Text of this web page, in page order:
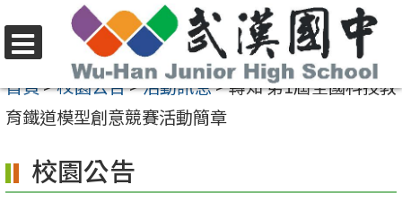
至
要
容
區
選
單
首頁>校園公告>活動訊息>轉知 第1屆全國科技教
育鐵道模型創意競賽活動簡章
校園公告